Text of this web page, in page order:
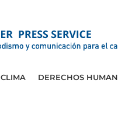
CLIMA DERECHOS